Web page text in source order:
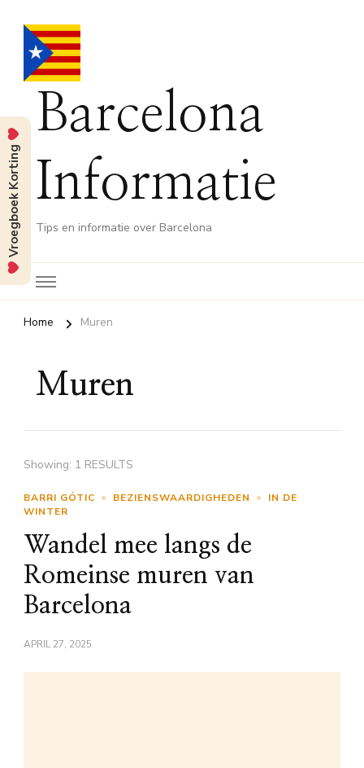
Barcelona
Informatie
Tips en informatie over Barcelona
Home Muren
Muren
Showing: 1 RESULTS
BARRI GÓTIC BEZIENSWAARDIGHEDEN
IN DE
WINTER
Wandel mee langs de
Romeinse muren van
Barcelona
APRIL 27, 2025
Vroegboek Korting